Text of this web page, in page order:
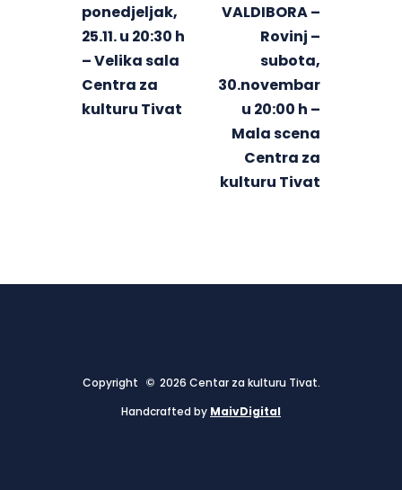
ponedjeljak,
25.11. u 20:30 h
– Velika sala
Centra za
kulturu Tivat
VALDIBORA –
Rovinj –
subota,
30.novembar
u 20:00 h –
Mala scena
Centra za
kulturu Tivat
Copyright © 2026 Centar za kulturu Tivat.
Handcrafted by MaivDigital